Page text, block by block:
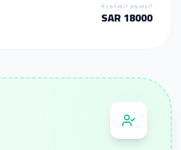
الرسوم السنوية
18000 SAR